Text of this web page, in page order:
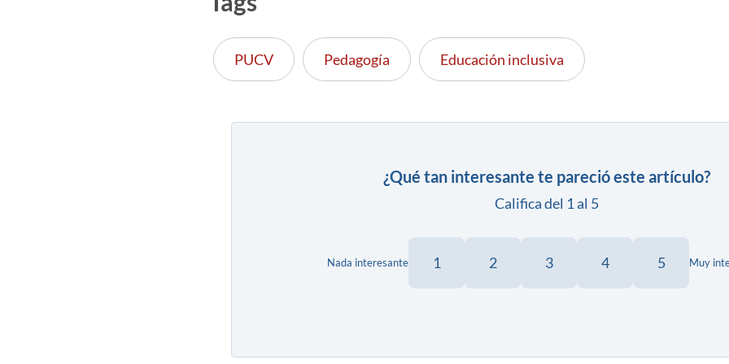
PUCV Pedagogía Educación inclusiva
¿Qué tan interesante te pareció este artículo?
Califica del 1 al 5
Nada interesante 1 2 3 4 5 Muy